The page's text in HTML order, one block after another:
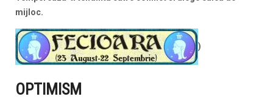
mijloc.
)
OPTIMISM